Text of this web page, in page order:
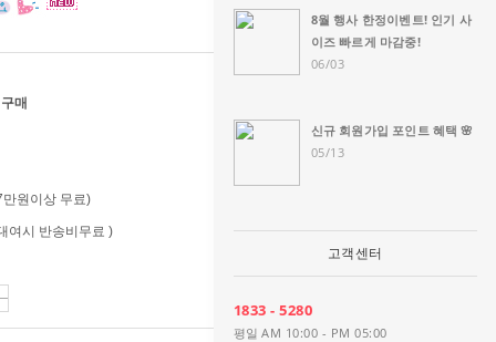
8월 행사 한정이벤트! 인기 사
이즈 빠르게 마감중!
06/03
신규 회원가입 포인트 혜택 🌸
05/13
고객센터
1833 - 5280
평일 AM 10:00 - PM 05:00
매
원이상 무료)
여시 반송비무료 )